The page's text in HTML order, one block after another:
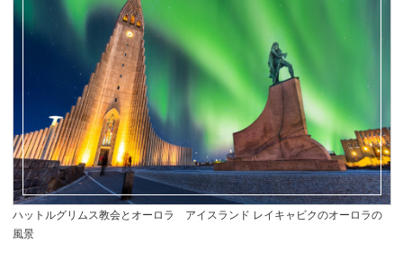
ハットルグリムス教会とオーロラ アイスランド レイキャビクのオーロラの
風景